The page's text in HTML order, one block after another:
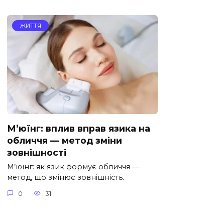
ЖИТТЯ
М’юїнг: вплив вправ язика на
обличчя — метод зміни
зовнішності
М’юїнг: як язик формує обличчя —
метод, що змінює зовнішність.
0 31